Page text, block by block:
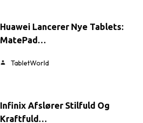
Huawei Lancerer Nye Tablets:
MatePad…
TabletWorld
Infinix Afslører Stilfuld Og
Kraftfuld…